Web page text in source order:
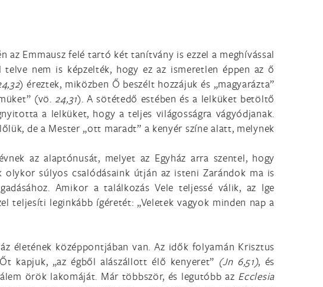
az Emmausz felé tartó két tanítvány is ezzel a meghívással
nem is képzelték, hogy ez az ismeretlen éppen az ő
) éreztek, miközben Ő beszélt hozzájuk és „magyarázta”
(vö. 24,31). A sötétedő estében és a lelküket betöltő
a lelküket, hogy a teljes világosságra vágyódjanak.
de a Mester „ott maradt” a kenyér színe alatt, melynek
az alaptónusát, melyet az Egyház arra szentel, hogy
olykor súlyos csalódásaink útján az isteni Zarándok ma is
Amikor a találkozás Vele teljessé válik, az Ige
teljesíti leginkább ígéretét: „Veletek vagyok minden nap a
életének középpontjában van. Az idők folyamán Krisztus
kapjuk, „az égből alászállott élő kenyeret” (Jn 6,51), és
örök lakomáját. Már többször, és legutóbb az Ecclesia